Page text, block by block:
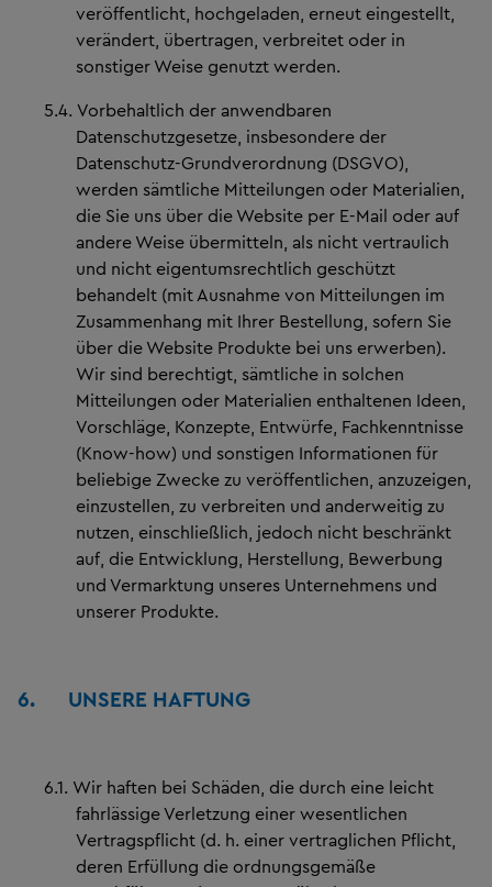
veröffentlicht, hochgeladen, erneut eingestellt,
verändert, übertragen, verbreitet oder in
sonstiger Weise genutzt werden.
5.4. Vorbehaltlich der anwendbaren
Datenschutzgesetze, insbesondere der
Datenschutz-Grundverordnung (DSGVO),
werden sämtliche Mitteilungen oder Materialien,
die Sie uns über die Website per E-Mail oder auf
andere Weise übermitteln, als nicht vertraulich
und nicht eigentumsrechtlich geschützt
behandelt (mit Ausnahme von Mitteilungen im
Zusammenhang mit Ihrer Bestellung, sofern Sie
über die Website Produkte bei uns erwerben).
Wir sind berechtigt, sämtliche in solchen
Mitteilungen oder Materialien enthaltenen Ideen,
Vorschläge, Konzepte, Entwürfe, Fachkenntnisse
(Know-how) und sonstigen Informationen für
beliebige Zwecke zu veröffentlichen, anzuzeigen,
einzustellen, zu verbreiten und anderweitig zu
nutzen, einschließlich, jedoch nicht beschränkt
auf, die Entwicklung, Herstellung, Bewerbung
und Vermarktung unseres Unternehmens und
unserer Produkte.
6. UNSERE HAFTUNG
6.1. Wir haften bei Schäden, die durch eine leicht
fahrlässige Verletzung einer wesentlichen
Vertragspflicht (d. h. einer vertraglichen Pflicht,
deren Erfüllung die ordnungsgemäße